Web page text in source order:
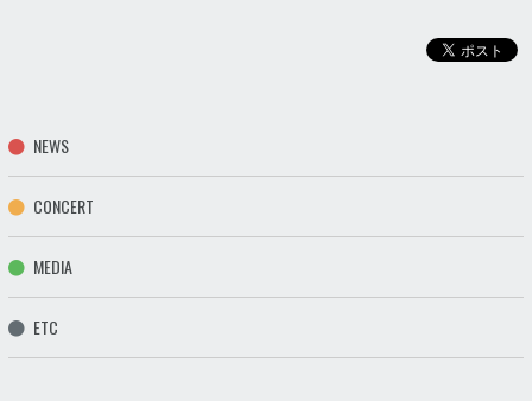
NEWS
CONCERT
MEDIA
ETC